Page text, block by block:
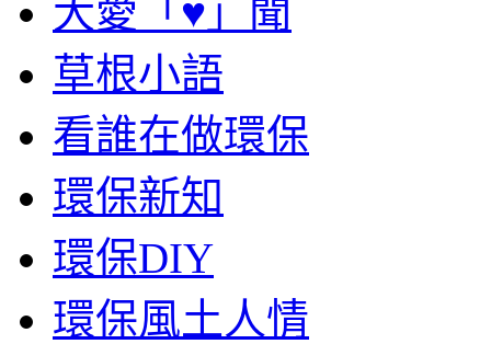
大愛「♥」聞
草根小語
看誰在做環保
環保新知
環保DIY
環保風土人情